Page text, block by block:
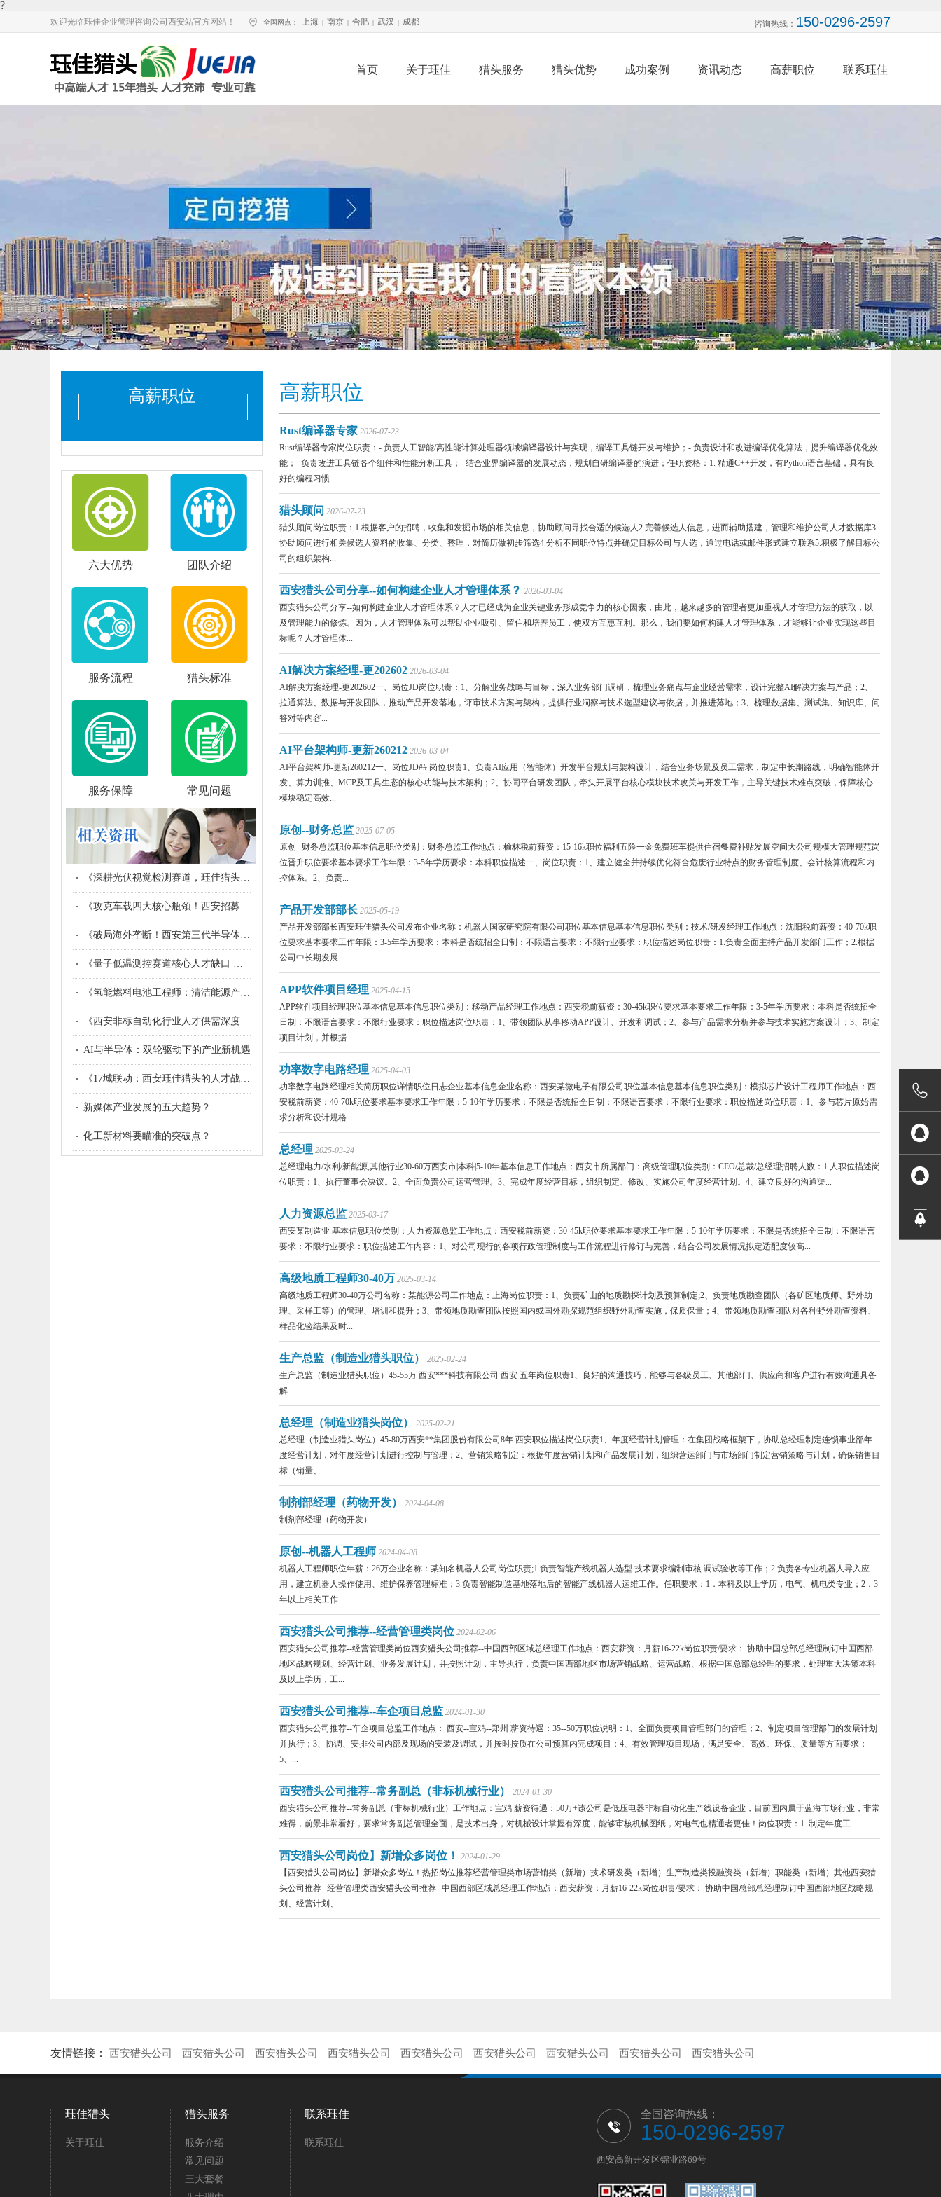
?
欢迎光临珏佳企业管理咨询公司西安站官方网站！ 全国网点： 上海 | 南京 | 合肥 | 武汉 | 成都 咨询热线： 150-0296-2597
首页 关于珏佳 猎头服务 猎头优势 成功案例 资讯动态 高薪职位 联系珏佳
高薪职位
六大优势 团队介绍
服务流程 猎头标准
服务保障 常见问题
《深耕光伏视觉检测赛道，珏佳猎头成为西安光伏企业的高端人才伙伴》
《攻克车载四大核心瓶颈！西安招募座舱端侧AI算法领军者，打造低算力高体验国产座舱》
《破局海外垄断！西安第三代半导体集群诚邀SiC AI仿真算法领军人才构建自主研发体系》
《量子低温测控赛道核心人才缺口 西安开千万级补贴诚招专家》
《氢能燃料电池工程师：清洁能源产业化的“心脏起搏器”》
《西安非标自动化行业人才供需深度解析：现状、矛盾与精准对接策略》
AI与半导体：双轮驱动下的产业新机遇
《17城联动：西安珏佳猎头的人才战略博弈与行业深耕》
新媒体产业发展的五大趋势？
化工新材料要瞄准的突破点？
高薪职位
Rust编译器专家 2026-07-23
Rust编译器专家岗位职责：- 负责人工智能/高性能计算处理器领域编译器设计与实现，编译工具链开发与维护；- 负责设计和改进编译优化算法，提升编译器优化效
能；- 负责改进工具链各个组件和性能分析工具；- 结合业界编译器的发展动态，规划自研编译器的演进；任职资格：1. 精通C++开发，有Python语言基础，具有良
好的编程习惯...
猎头顾问 2026-07-23
猎头顾问岗位职责：1.根据客户的招聘，收集和发掘市场的相关信息，协助顾问寻找合适的候选人2.完善候选人信息，进而辅助搭建，管理和维护公司人才数据库3.
协助顾问进行相关候选人资料的收集、分类、整理，对简历做初步筛选4.分析不同职位特点并确定目标公司与人选，通过电话或邮件形式建立联系5.积极了解目标公
司的组织架构...
西安猎头公司分享--如何构建企业人才管理体系？ 2026-03-04
西安猎头公司分享--如何构建企业人才管理体系？人才已经成为企业关键业务形成竞争力的核心因素，由此，越来越多的管理者更加重视人才管理方法的获取，以
及管理能力的修炼。因为，人才管理体系可以帮助企业吸引、留住和培养员工，使双方互惠互利。那么，我们要如何构建人才管理体系，才能够让企业实现这些目
标呢？人才管理体...
AI解决方案经理-更202602 2026-03-04
AI解决方案经理-更202602一、岗位JD岗位职责：1、分解业务战略与目标，深入业务部门调研，梳理业务痛点与企业经营需求，设计完整AI解决方案与产品；2、
拉通算法、数据与开发团队，推动产品开发落地，评审技术方案与架构，提供行业洞察与技术选型建议与依据，并推进落地；3、梳理数据集、测试集、知识库、问
答对等内容...
AI平台架构师-更新260212 2026-03-04
AI平台架构师-更新260212一、岗位JD## 岗位职责1、负责AI应用（智能体）开发平台规划与架构设计，结合业务场景及员工需求，制定中长期路线，明确智能体开
发、算力训推、MCP及工具生态的核心功能与技术架构；2、协同平台研发团队，牵头开展平台核心模块技术攻关与开发工作，主导关键技术难点突破，保障核心
模块稳定高效...
原创--财务总监 2025-07-05
原创--财务总监职位基本信息职位类别：财务总监工作地点：榆林税前薪资：15-16k职位福利五险一金免费班车提供住宿餐费补贴发展空间大公司规模大管理规范岗
位晋升职位要求基本要求工作年限：3-5年学历要求：本科职位描述一、岗位职责：1、建立健全并持续优化符合危废行业特点的财务管理制度、会计核算流程和内
控体系。2、负责...
产品开发部部长 2025-05-19
产品开发部部长西安珏佳猎头公司发布企业名称：机器人国家研究院有限公司职位基本信息基本信息职位类别：技术/研发经理工作地点：沈阳税前薪资：40-70k职
位要求基本要求工作年限：3-5年学历要求：本科是否统招全日制：不限语言要求：不限行业要求：职位描述岗位职责：1.负责全面主持产品开发部门工作；2.根据
公司中长期发展...
APP软件项目经理 2025-04-15
APP软件项目经理职位基本信息基本信息职位类别：移动产品经理工作地点：西安税前薪资：30-45k职位要求基本要求工作年限：3-5年学历要求：本科是否统招全
日制：不限语言要求：不限行业要求：职位描述岗位职责：1、带领团队从事移动APP设计、开发和调试；2、参与产品需求分析并参与技术实施方案设计；3、制定
项目计划，并根据...
功率数字电路经理 2025-04-03
功率数字电路经理相关简历职位详情职位日志企业基本信息企业名称：西安某微电子有限公司职位基本信息基本信息职位类别：模拟芯片设计工程师工作地点：西
安税前薪资：40-70k职位要求基本要求工作年限：5-10年学历要求：不限是否统招全日制：不限语言要求：不限行业要求：职位描述岗位职责：1、参与芯片原始需
求分析和设计规格...
总经理 2025-03-24
总经理电力/水利/新能源,其他行业30-60万西安市|本科|5-10年基本信息工作地点：西安市所属部门：高级管理职位类别：CEO/总裁/总经理招聘人数：1 人职位描述岗
位职责：1、执行董事会决议。2、全面负责公司运营管理。3、完成年度经营目标，组织制定、修改、实施公司年度经营计划。4、建立良好的沟通渠...
人力资源总监 2025-03-17
西安某制造业 基本信息职位类别：人力资源总监工作地点：西安税前薪资：30-45k职位要求基本要求工作年限：5-10年学历要求：不限是否统招全日制：不限语言
要求：不限行业要求：职位描述工作内容：1、对公司现行的各项行政管理制度与工作流程进行修订与完善，结合公司发展情况拟定适配度较高...
高级地质工程师30-40万 2025-03-14
高级地质工程师30-40万公司名称：某能源公司工作地点：上海岗位职责：1、负责矿山的地质勘探计划及预算制定;2、负责地质勘查团队（各矿区地质师、野外助
理、采样工等）的管理、培训和提升；3、带领地质勘查团队按照国内或国外勘探规范组织野外勘查实施，保质保量；4、带领地质勘查团队对各种野外勘查资料、
样品化验结果及时...
生产总监（制造业猎头职位）
2025-02-24
生产总监（制造业猎头职位）45-55万 西安***科技有限公司 西安 五年岗位职责1、良好的沟通技巧，能够与各级员工、其他部门、供应商和客户进行有效沟通具备
解...
总经理（制造业猎头岗位）
2025-02-21
总经理（制造业猎头岗位）45-80万西安**集团股份有限公司8年 西安职位描述岗位职责1、年度经营计划管理：在集团战略框架下，协助总经理制定连锁事业部年
度经营计划，对年度经营计划进行控制与管理；2、营销策略制定：根据年度营销计划和产品发展计划，组织营运部门与市场部门制定营销策略与计划，确保销售目
标（销量、...
制剂部经理（药物开发）
2024-04-08
制剂部经理（药物开发） ...
原创--机器人工程师 2024-04-08
机器人工程师职位年薪：26万企业名称：某知名机器人公司岗位职责;1.负责智能产线机器人选型.技术要求编制审核.调试验收等工作；2.负责各专业机器人导入应
用，建立机器人操作使用、维护保养管理标准；3.负责智能制造基地落地后的智能产线机器人运维工作。任职要求：1．本科及以上学历，电气、机电类专业；2．3
年以上相关工作...
西安猎头公司推荐--经营管理类岗位 2024-02-06
西安猎头公司推荐--经营管理类岗位西安猎头公司推荐--中国西部区域总经理工作地点：西安薪资：月薪16-22k岗位职责/要求： 协助中国总部总经理制订中国西部
地区战略规划、经营计划、业务发展计划，并按照计划，主导执行，负责中国西部地区市场营销战略、运营战略、根据中国总部总经理的要求，处理重大决策本科
及以上学历，工...
西安猎头公司推荐--车企项目总监 2024-01-30
西安猎头公司推荐--车企项目总监工作地点： 西安--宝鸡--郑州 薪资待遇：35--50万职位说明：1、全面负责项目管理部门的管理；2、制定项目管理部门的发展计划
并执行；3、协调、安排公司内部及现场的安装及调试，并按时按质在公司预算内完成项目；4、有效管理项目现场，满足安全、高效、环保、质量等方面要求；
5、...
西安猎头公司推荐--常务副总（非标机械行业）
2024-01-30
西安猎头公司推荐--常务副总（非标机械行业）工作地点：宝鸡 薪资待遇：50万+该公司是低压电器非标自动化生产线设备企业，目前国内属于蓝海市场行业，非常
难得，前景非常看好，要求常务副总管理全面，是技术出身，对机械设计掌握有深度，能够审核机械图纸，对电气也精通者更佳！岗位职责：1. 制定年度工...
西安猎头公司岗位】新增众多岗位！
2024-01-29
【西安猎头公司岗位】新增众多岗位！热招岗位推荐经营管理类市场营销类（新增）技术研发类（新增）生产制造类投融资类（新增）职能类（新增）其他西安猎
头公司推荐--经营管理类西安猎头公司推荐--中国西部区域总经理工作地点：西安薪资：月薪16-22k岗位职责/要求： 协助中国总部总经理制订中国西部地区战略规
划、经营计划、...
友情链接： 西安猎头公司 西安猎头公司 西安猎头公司 西安猎头公司 西安猎头公司 西安猎头公司 西安猎头公司 西安猎头公司 西安猎头公司
珏佳猎头
关于珏佳
猎头服务
服务介绍
常见问题
三大套餐
联系珏佳
联系珏佳
全国咨询热线：
150-0296-2597
西安高新开发区锦业路69号



